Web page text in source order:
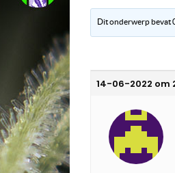
Dit onderwerp bevat
14-06-2022 om